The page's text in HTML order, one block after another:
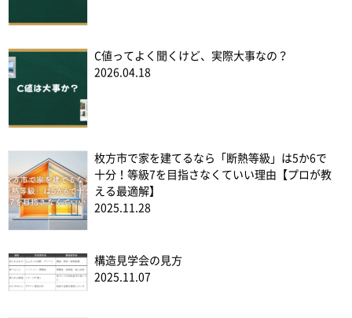
C値ってよく聞くけど、実際大事なの？
2026.04.18
枚方市で家を建てるなら「断熱等級」は5か6で
十分！等級7を目指さなくていい理由【プロが教
える最適解】
2025.11.28
構造見学会の見方
2025.11.07